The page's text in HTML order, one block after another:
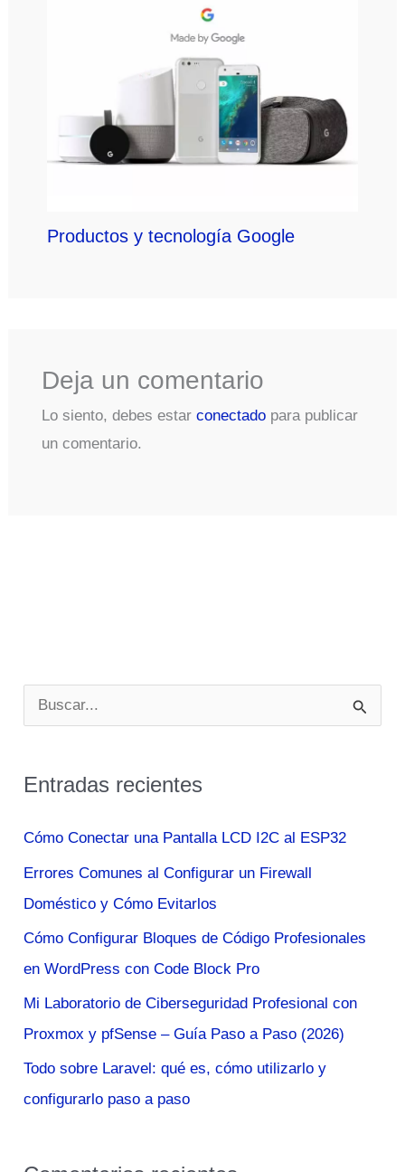
Productos y tecnología Google
Deja un comentario
Lo siento, debes estar conectadopara publicar
un comentario.
u
c
p
o
r
:
Entradas recientes
Cómo Conectar una Pantalla LCD I2C al ESP32
Errores Comunes al Configurar un Firewall
Doméstico y Cómo Evitarlos
Cómo Configurar Bloques de Código Profesionales
en WordPress con Code Block Pro
Mi Laboratorio de Ciberseguridad Profesional con
Proxmox y pfSense – Guía Paso a Paso (2026)
Todo sobre Laravel: qué es, cómo utilizarlo y
configurarlo paso a paso